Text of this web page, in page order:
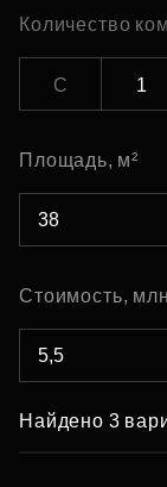
Количество
С 1
Площадь, м²
Стоимость,
Найдено 3